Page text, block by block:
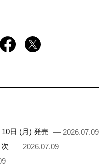
日 (月) 発売 — 2026.07.09
— 2026.07.09